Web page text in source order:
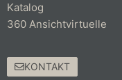
Katalog
360 Ansichtvirtuelle
KONTAKT